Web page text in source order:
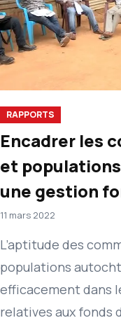
RAPPORTS
Encadrer les
et
une gestion
participative
11 mars 2022
L’aptitude des
populations
efficacement dans
relatives aux fonds